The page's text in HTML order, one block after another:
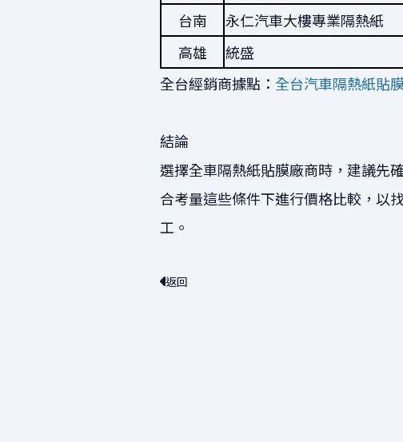
台南
永仁汽車大樓專業隔熱紙
高雄
統盛
全台經銷商據點： 全台汽車隔熱紙貼
結論
選擇全車隔熱紙貼膜廠商時，建議先
合考量這些條件下進行價格比較，以
工。
返回